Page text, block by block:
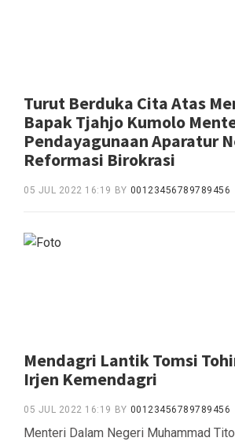
Turut Berduka Cita Atas
Bapak Tjahjo Kumolo
Pendayagunaan Aparatur
Reformasi Birokrasi
05 JUL 2022 16:19 BY 00123456789789456
Mendagri Lantik Tomsi
Irjen Kemendagri
05 JUL 2022 16:19 BY 00123456789789456
Menteri Dalam Negeri Muhammad